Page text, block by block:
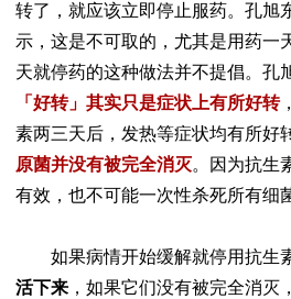
转了，就应该立即停止服药。孔旭
示，这是不可取的，尤其是用药一
天就停药的这种做法并不提倡。孔
「好转」其实只是症状上有所好转
素两三天后，发热等症状均有所好
原菌并没有被完全消灭。因为抗生
有效，也不可能一次性杀死所有细菌
如果病情开始缓解就停用抗生
活下来 ，如果它们没有被完全消灭